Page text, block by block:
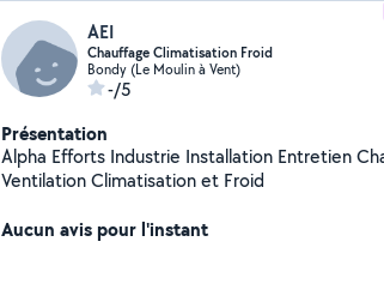
AEI
Chauffage Climatisation Froid
Bondy (Le Moulin à Vent)
-/5
Présentation
Alpha Efforts Industrie Installation Entretien
Ventilation Climatisation et Froid
Aucun avis pour l'instant